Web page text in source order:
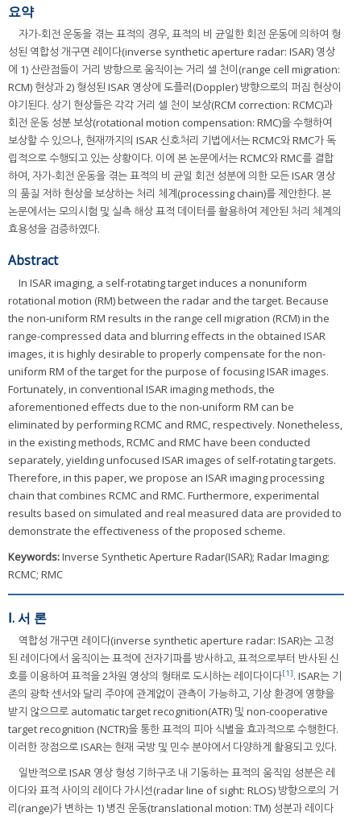
요약
자가-회전 운동을 겪는 표적의 경우, 표적의 비 균일한 회전 운동에 의하여 형
성된 역합성 개구면 레이다(inverse synthetic aperture radar: ISAR) 영상
에 1) 산란점들이 거리 방향으로 움직이는 거리 셀 천이(range cell migration:
RCM) 현상과 2) 형성된 ISAR 영상에 도플러(Doppler) 방향으로의 퍼짐 현상이
야기된다. 상기 현상들은 각각 거리 셀 천이 보상(RCM correction: RCMC)과
회전 운동 성분 보상(rotational motion compensation: RMC)을 수행하여
보상할 수 있으나, 현재까지의 ISAR 신호처리 기법에서는 RCMC와 RMC가 독
립적으로 수행되고 있는 상황이다. 이에 본 논문에서는 RCMC와 RMC를 결합
하여, 자가-회전 운동을 겪는 표적의 비 균일 회전 성분에 의한 모든 ISAR 영상
의 품질 저하 현상을 보상하는 처리 체계(processing chain)를 제안한다. 본
논문에서는 모의시험 및 실측 해상 표적 데이터를 활용하여 제안된 처리 체계의
효용성을 검증하였다.
Abstract
In ISAR imaging, a self-rotating target induces a nonuniform
rotational motion (RM) between the radar and the target. Because
the non-uniform RM results in the range cell migration (RCM) in the
range-compressed data and blurring effects in the obtained ISAR
images, it is highly desirable to properly compensate for the non-
uniform RM of the target for the purpose of focusing ISAR images.
Fortunately, in conventional ISAR imaging methods, the
aforementioned effects due to the non-uniform RM can be
eliminated by performing RCMC and RMC, respectively. Nonetheless,
in the existing methods, RCMC and RMC have been conducted
separately, yielding unfocused ISAR images of self-rotating targets.
Therefore, in this paper, we propose an ISAR imaging processing
chain that combines RCMC and RMC. Furthermore, experimental
results based on simulated and real measured data are provided to
demonstrate the effectiveness of the proposed scheme.
Keywords:Inverse Synthetic Aperture Radar(ISAR); Radar Imaging;
RCMC; RMC
Ⅰ. 서 론
역합성 개구면 레이다(inverse synthetic aperture radar: ISAR)는 고정
된 레이다에서 움직이는 표적에 전자기파를 방사하고, 표적으로부터 반사된 신
호를 이용하여 표적을 2차원 영상의 형태로 도시하는 레이다이다[1]. ISAR는 기
존의 광학 센서와 달리 주야에 관계없이 관측이 가능하고, 기상 환경에 영향을
받지 않으므로 automatic target recognition(ATR) 및 non-cooperative
target recognition (NCTR)을 통한 표적의 피아 식별을 효과적으로 수행한다.
이러한 장점으로 ISAR는 현재 국방 및 민수 분야에서 다양하게 활용되고 있다.
일반적으로 ISAR 영상 형성 기하구조 내 기동하는 표적의 움직임 성분은 레
이다와 표적 사이의 레이다 가시선(radar line of sight: RLOS) 방향으로의 거
리(range)가 변하는 1) 병진 운동(translational motion: TM) 성분과 레이다